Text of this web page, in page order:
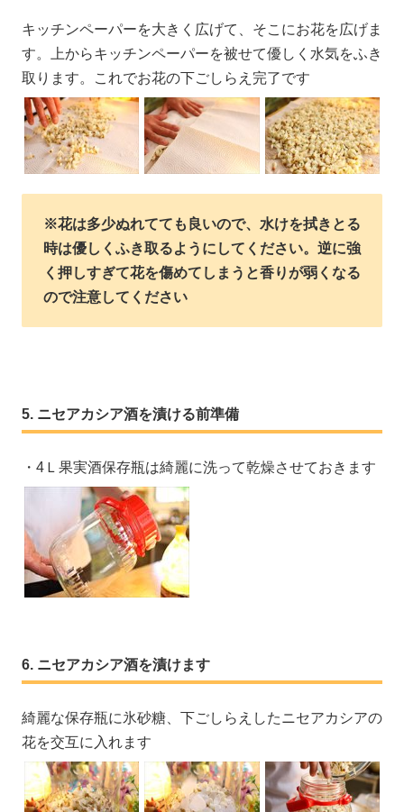
キッチンペーパーを大きく広げて、そこにお花を広げま
す。上からキッチンペーパーを被せて優しく水気をふき
取ります。これでお花の下ごしらえ完了です
※花は多少ぬれてても良いので、水けを拭きとる
時は優しくふき取るようにしてください。逆に強
く押しすぎて花を傷めてしまうと香りが弱くなる
ので注意してください
ニセアカシア酒を漬ける前準備
・4Ｌ果実酒保存瓶は綺麗に洗って乾燥させておきます
ニセアカシア酒を漬けます
綺麗な保存瓶に氷砂糖、下ごしらえしたニセアカシアの
花を交互に入れます